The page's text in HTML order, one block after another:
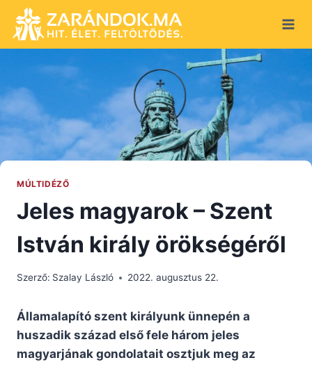
content
MÚLTIDÉZŐ
Jeles magyarok – Szent
István király örökségéről
Szerző: Szalay László 2022. augusztus 22.
Államalapító szent királyunk ünnepén a
huszadik század első fele három jeles
magyarjának gondolatait osztjuk meg az